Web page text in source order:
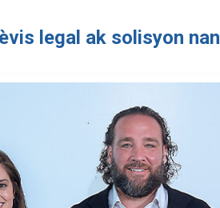
legal ak solisyon